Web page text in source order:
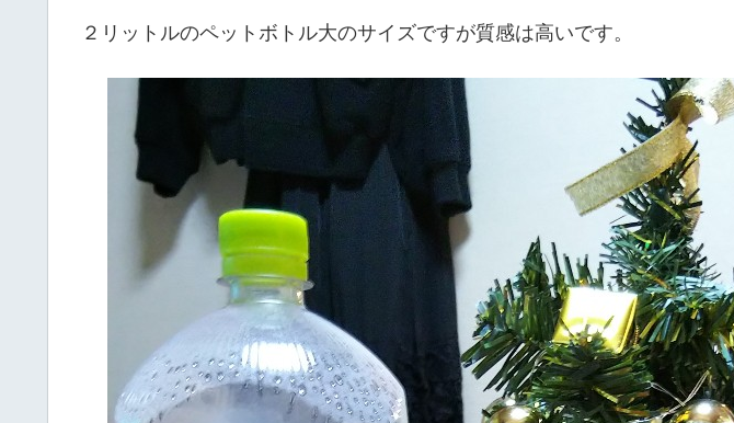
２リットルのペットボトル大のサイズですが質感は高いです。